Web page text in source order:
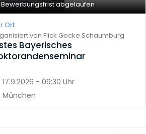
abgelaufen
Ort
von Flick Gocke Schaumburg
Bayerisches
17.9.2026 - 09:30 Uhr
München